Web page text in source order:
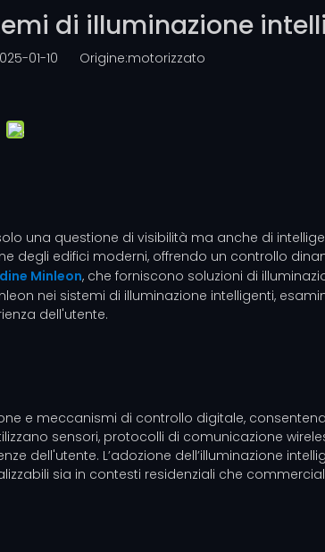
di illuminazione
01-10 Origine:motorizzato
una questione di visibilità ma anche di
degli edifici moderni, offrendo un controllo
Minleon, che forniscono soluzioni di
nei sistemi di illuminazione intelligenti,
dell'utente.
e meccanismi di controllo digitale,
sensori, protocolli di comunicazione
dell'utente. L’adozione dell’illuminazione
sia in contesti residenziali che